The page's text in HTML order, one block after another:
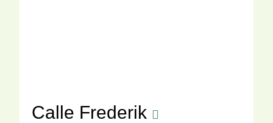
Calle Frederik